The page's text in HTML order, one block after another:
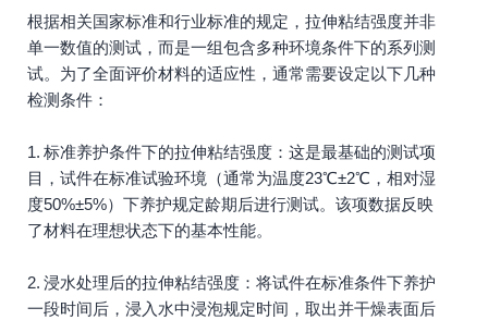
根据相关国家标准和行业标准的规定，拉伸粘结强度并非
单一数值的测试，而是一组包含多种环境条件下的系列测
试。为了全面评价材料的适应性，通常需要设定以下几种
检测条件：
1. 标准养护条件下的拉伸粘结强度：这是最基础的测试项
目，试件在标准试验环境（通常为温度23℃±2℃，相对湿
度50%±5%）下养护规定龄期后进行测试。该项数据反映
了材料在理想状态下的基本性能。
2. 浸水处理后的拉伸粘结强度：将试件在标准条件下养护
一段时间后，浸入水中浸泡规定时间，取出并干燥表面后